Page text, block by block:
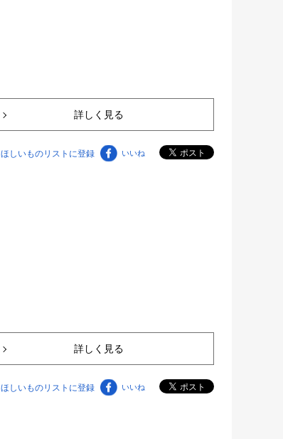
詳しく見る
ほしいものリストに登録 いいね
詳しく見る
ほしいものリストに登録 いいね